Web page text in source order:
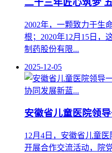
二十三年匠心筑梦
2002年，一颗致力于生
根；2020年12月15日
制药股份有限...
2025-12-05
安徽省儿童医院领
12月4日，安徽省儿童
开展合作交流活动，院